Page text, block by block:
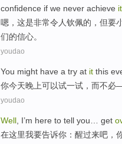
confidence if we never achieve it
嗯 ， 这是非常令人钦佩的， 但要
们的信心。
youdao
You might have a try at it this
你今天晚上可以试一试， 而不必
youdao
Well , I’m here to tell you … get
在这里我要告诉你 ：醒过来吧 ，